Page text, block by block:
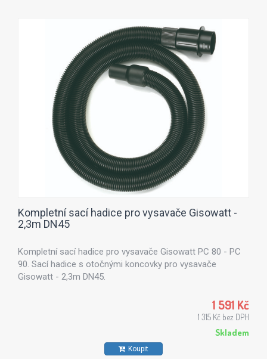
Kompletní sací hadice pro vysavače Gisowatt -
2,3m DN45
Kompletní sací hadice pro vysavače Gisowatt PC 80 - PC
90. Sací hadice s otočnými koncovky pro vysavače
Gisowatt - 2,3m DN45.
1 591 Kč
1 315 Kč bez DPH
Skladem
Koupit